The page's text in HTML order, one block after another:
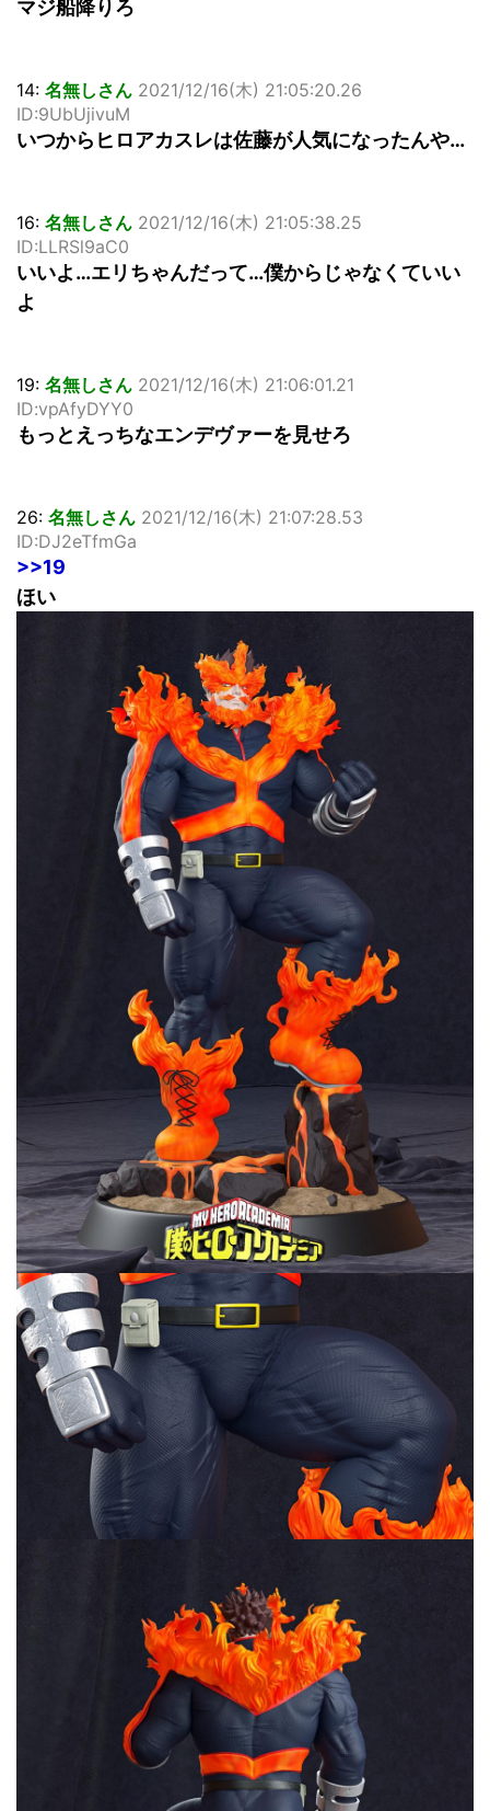
マジ船降りろ
14: 名無しさん 2021/12/16(木) 21:05:20.26
ID:9UbUjivuM
いつからヒロアカスレは佐藤が人気になったんや…
16: 名無しさん 2021/12/16(木) 21:05:38.25
ID:LLRSl9aC0
いいよ…エリちゃんだって…僕からじゃなくていい
よ
19: 名無しさん 2021/12/16(木) 21:06:01.21
ID:vpAfyDYY0
もっとえっちなエンデヴァーを見せろ
26: 名無しさん 2021/12/16(木) 21:07:28.53
ID:DJ2eTfmGa
>>19
ほい